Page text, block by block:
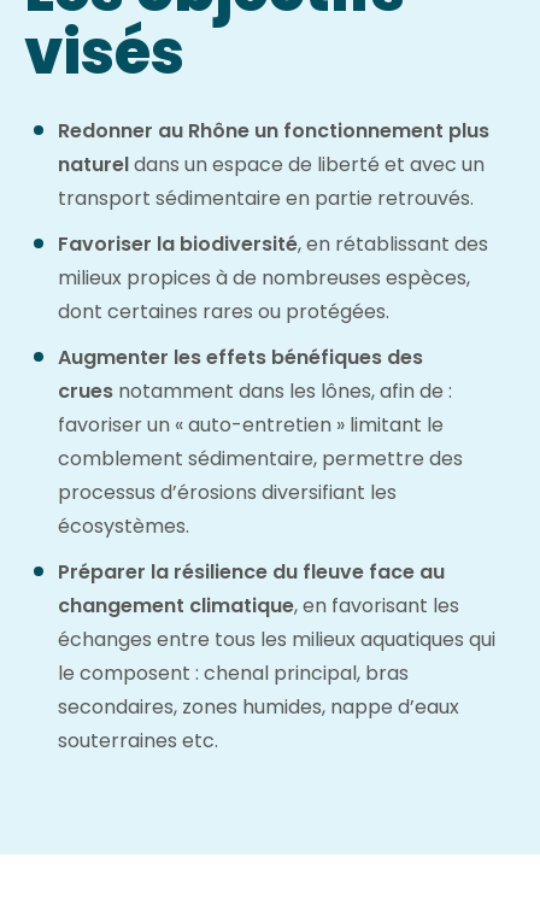
visés
Redonner au Rhône un fonctionnement plus
natureldans un espace de liberté et avec un
transport sédimentaire en partie retrouvés.
Favoriser la biodiversité, en rétablissant des
milieux propices à de nombreuses espèces,
dont certaines rares ou protégées.
Augmenter les effets bénéfiques des
crues notamment dans les lônes, afin de :
favoriser un « auto-entretien » limitant le
comblement sédimentaire, permettre des
processus d’érosions diversifiant les
écosystèmes.
Préparer la résilience du fleuve face au
changement climatique, en favorisant les
échanges entre tous les milieux aquatiques qui
le composent : chenal principal, bras
secondaires, zones humides, nappe d’eaux
souterraines etc.